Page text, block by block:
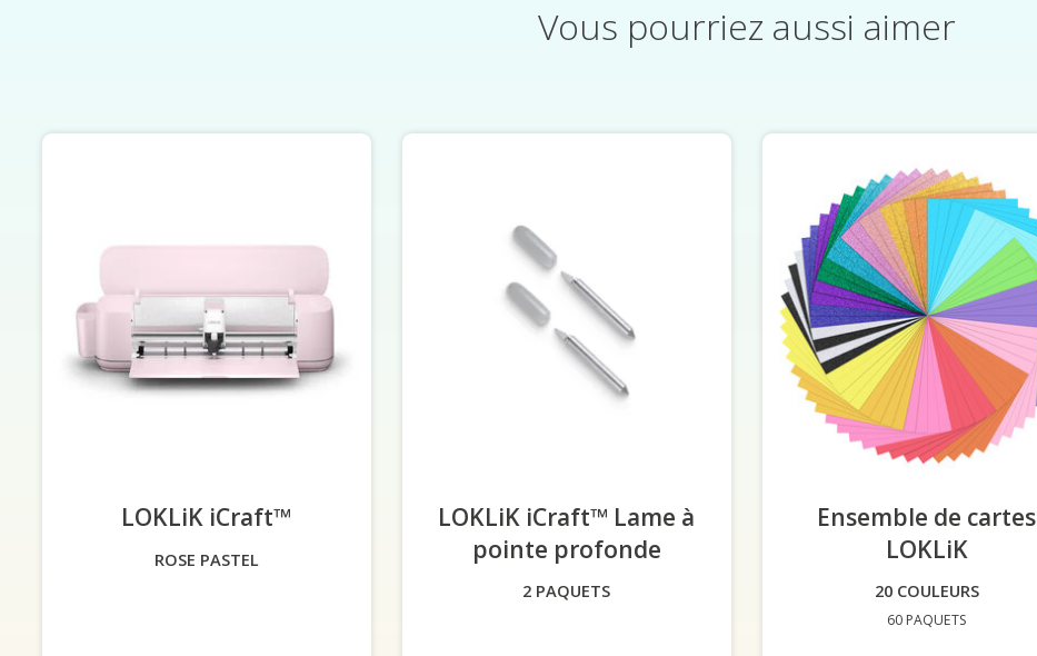
Vous pourriez aussi aimer
LOKLiK iCraft™
ROSE PASTEL
LOKLiK iCraft™ Lame à
pointe profonde
2 PAQUETS
Ensemble de cartes
LOKLiK-
20 COULEURS
60 PAQUETS